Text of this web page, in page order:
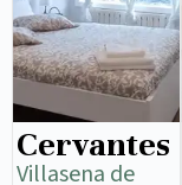
Cervantes
Villasena de